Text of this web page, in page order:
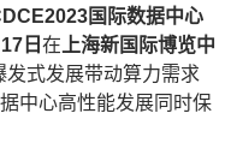
国际数据中心
日 在上海新国际博览中
发式发展带动算力需求
中心高性能发展同时保